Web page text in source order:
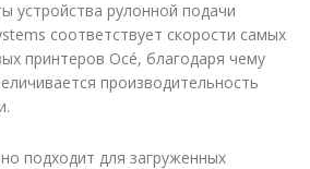
устройства рулонной подачи
соответствует скорости самых
принтеров Océ, благодаря чему
производительность
подходит для загруженных